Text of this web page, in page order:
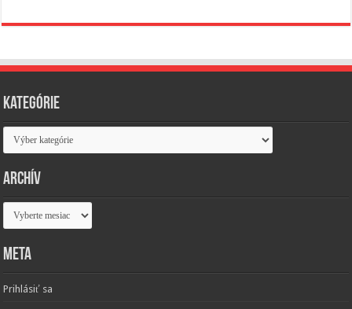
Kategórie
Kategórie
Archív
Archív
Meta
Prihlásiť sa